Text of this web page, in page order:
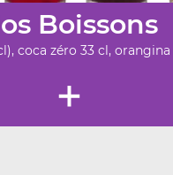
Boissons
coca zéro 33 cl, orangina
+